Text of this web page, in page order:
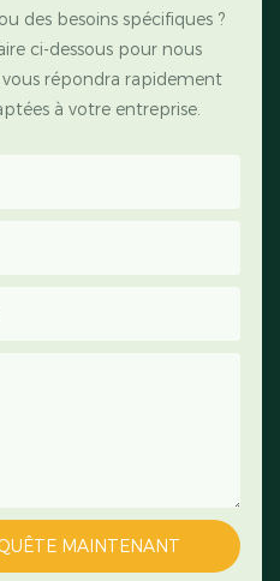
des besoins spécifiques ?
ci-dessous pour nous
répondra rapidement
à votre entreprise.
MAINTENANT